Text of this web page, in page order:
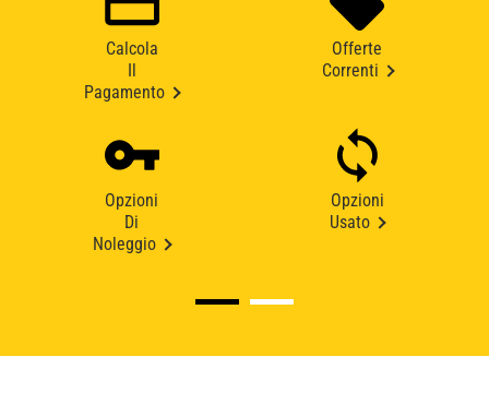
Calcola
Pagamento
Offerte
Correnti
Opzioni
Di
Noleggio
Opzioni
Usato